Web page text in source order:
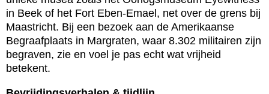
in Beek of het Fort Eben-Emael, net over de grens bij
Maastricht. Bij een bezoek aan de Amerikaanse
Begraafplaats in Margraten, waar 8.302 militairen zijn
begraven, zie en voel je pas echt wat vrijheid
betekent.